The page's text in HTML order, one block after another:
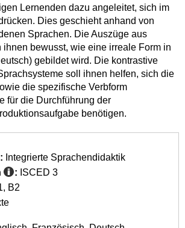
Lernenden dazu angeleitet, sich im
Dies geschieht anhand von
Sprachen. Die Auszüge aus
ihnen bewusst, wie eine irreale Form in
gebildet wird. Die kontrastive
soll ihnen helfen, sich die
die spezifische Verbform
für die Durchführung der
benötigen.
Integrierte Sprachendidaktik
: ISCED 3
B2